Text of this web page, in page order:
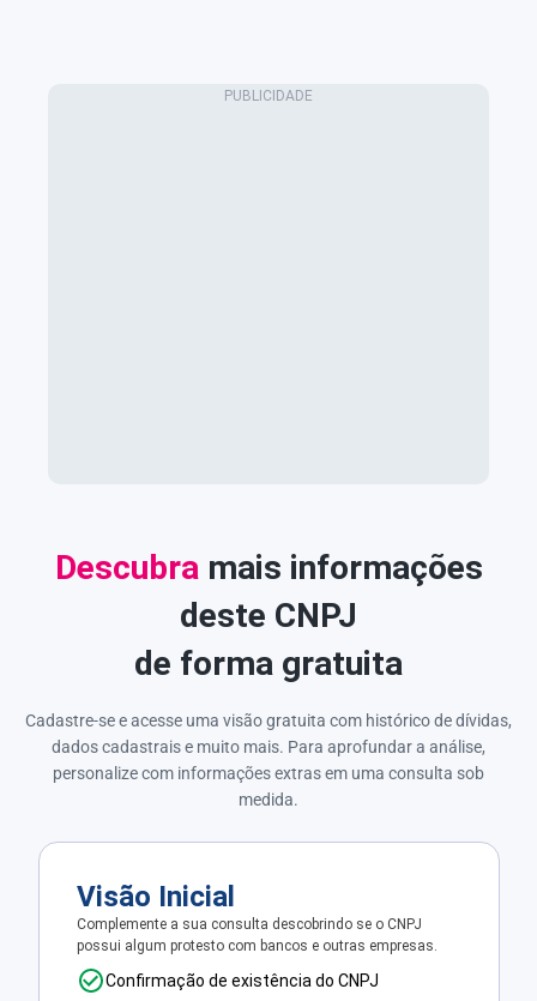
Descubra mais informações
deste CNPJ
de forma gratuita
Cadastre-se e acesse uma visão gratuita com histórico de dívidas,
dados cadastrais e muito mais. Para aprofundar a análise,
personalize com informações extras em uma consulta sob
medida.
Visão Inicial
Complemente a sua consulta descobrindo se o CNPJ
possui algum protesto com bancos e outras empresas.
Confirmação de existência do CNPJ